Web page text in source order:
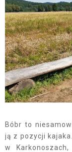
Bóbr to
ją z pozycji
w